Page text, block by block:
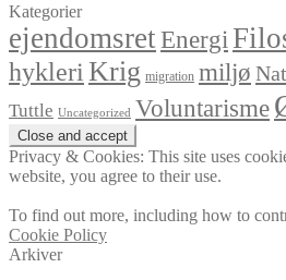
Kategorier
ejendomsretEnergi
hykleri Krig migration miljø
Tuttle Uncategorized Voluntarisme
Privacy & Cookies: This site uses
website, you agree to their use.
To find out more, including how to
Cookie Policy
Arkiver